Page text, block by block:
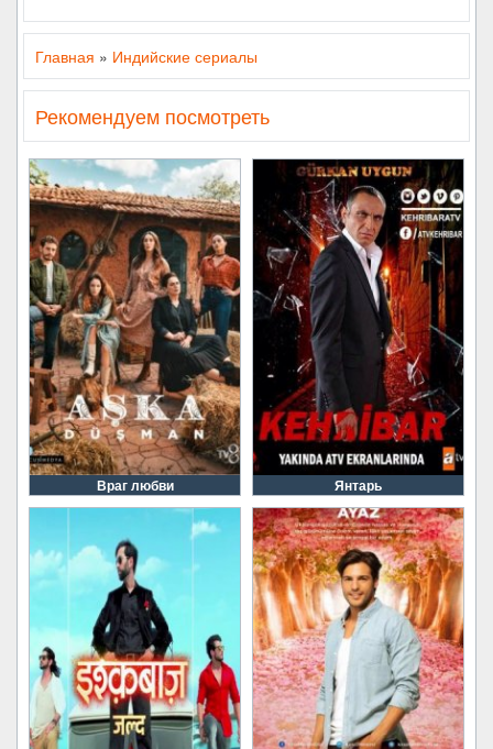
Главная » Индийские сериалы
Рекомендуем посмотреть
Враг любви Янтарь